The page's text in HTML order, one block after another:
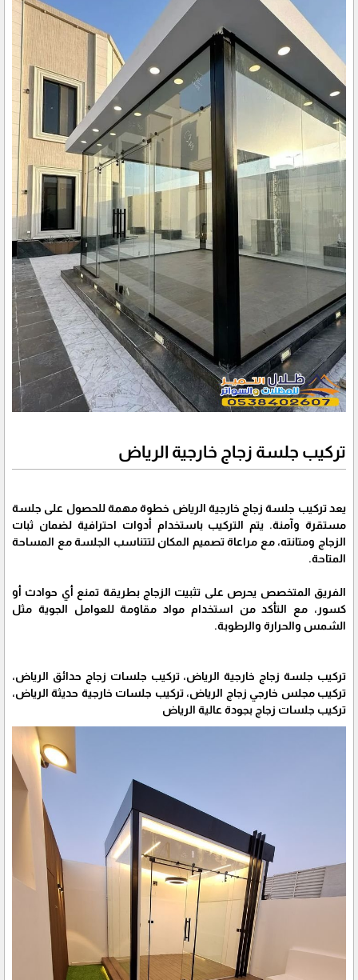
تركيب جلسة زجاج خارجية الرياض
يعد تركيب جلسة زجاج خارجية الرياض خطوة مهمة للحصول على جلسة
مستقرة وآمنة. يتم التركيب باستخدام أدوات احترافية لضمان ثبات
الزجاج ومتانته، مع مراعاة تصميم المكان لتتناسب الجلسة مع المساحة
المتاحة.
الفريق المتخصص يحرص على تثبيت الزجاج بطريقة تمنع أي حوادث أو
كسور، مع التأكد من استخدام مواد مقاومة للعوامل الجوية مثل
الشمس والحرارة والرطوبة.
تركيب جلسة زجاج خارجية الرياض، تركيب جلسات زجاج حدائق الرياض،
تركيب مجلس خارجي زجاج الرياض، تركيب جلسات خارجية حديثة الرياض،
تركيب جلسات زجاج بجودة عالية الرياض